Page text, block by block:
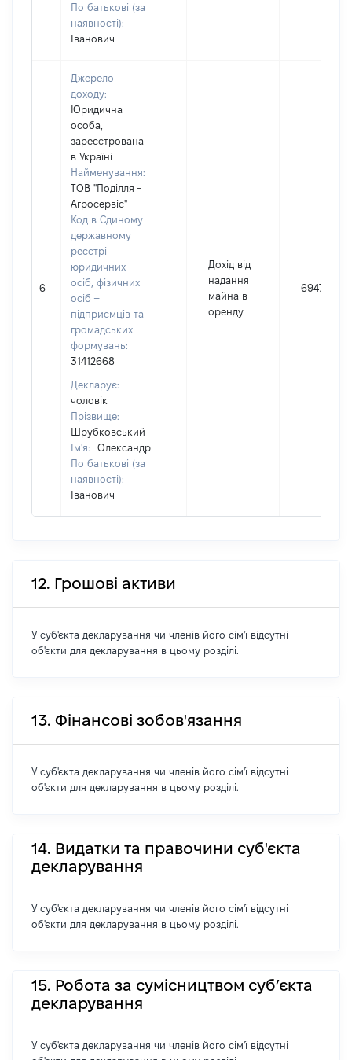
По батькові (за
наявності):
Іванович
6
Джерело
доходу:
Юридична
особа,
зареєстрована
в Україні
Найменування:
ТОВ "Поділля -
Агросервіс"
Код в Єдиному
державному
реєстрі
юридичних
осіб, фізичних
осіб –
підприємців та
громадських
формувань:
31412668
Декларує:
чоловік
Прізвище:
Шрубковський
Ім'я:
Олександр
По батькові (за
наявності):
Іванович
Дохід від
надання
майна в
оренду
6947
12. Грошові активи
У суб'єкта декларування чи членів його сім'ї відсутні
об'єкти для декларування в цьому розділі.
13. Фінансові зобов'язання
У суб'єкта декларування чи членів його сім'ї відсутні
об'єкти для декларування в цьому розділі.
14. Видатки та правочини суб'єкта
декларування
У суб'єкта декларування чи членів його сім'ї відсутні
об'єкти для декларування в цьому розділі.
15. Робота за сумісництвом суб’єкта
декларування
У суб'єкта декларування чи членів його сім'ї відсутні